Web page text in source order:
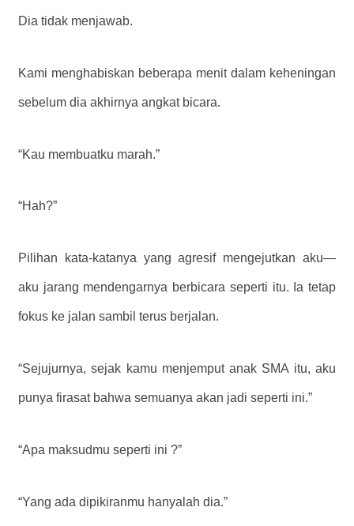
Dia tidak menjawab.
Kami menghabiskan beberapa menit dalam keheningan
sebelum dia akhirnya angkat bicara.
“Kau membuatku marah.”
“Hah?”
Pilihan kata-katanya yang agresif mengejutkan aku—
aku jarang mendengarnya berbicara seperti itu. Ia tetap
fokus ke jalan sambil terus berjalan.
“Sejujurnya, sejak kamu menjemput anak SMA itu, aku
punya firasat bahwa semuanya akan jadi seperti ini.”
“Apa maksudmu seperti ini ?”
“Yang ada dipikiranmu hanyalah dia.”